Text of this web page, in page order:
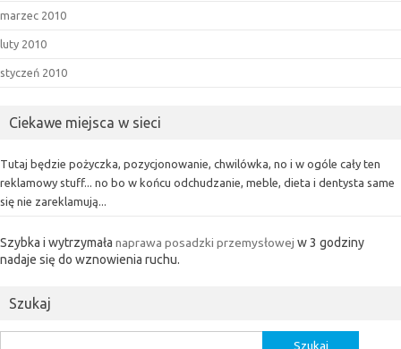
marzec 2010
luty 2010
styczeń 2010
Ciekawe miejsca w sieci
Tutaj będzie pożyczka, pozycjonowanie, chwilówka, no i w ogóle cały ten
reklamowy stuff... no bo w końcu odchudzanie, meble, dieta i dentysta same
się nie zareklamują...
Szybka i wytrzymała naprawa posadzki przemysłowej w 3 godziny
nadaje się do wznowienia ruchu.
Szukaj